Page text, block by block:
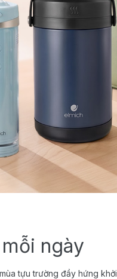
ngày
tựu trường đầy hứng khởi